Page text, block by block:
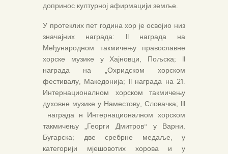
допринос културној афирмацији земље.
У протеклих пет година хор је освојио низ
значајних награда: II награда на
Међународном такмичењу православне
хорске музике у Хајновци, Пољска; II
награда на „Охридском хорском
фестивалу, Македонија; II награда на 21.
Интернационалном хорском такмичењу
духовне музике у Наместову, Словачка; III
награда н Интернационалном хорском
такмичењу „Георги Дмитров“ у Варни,
Бугарска; две сребрне медаље, у
категорији мјешовотих хорова и у